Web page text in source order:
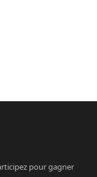
pour gagner